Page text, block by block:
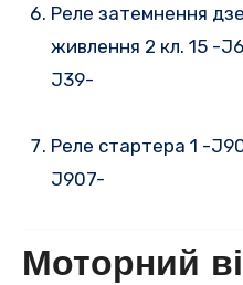
Реле затемнення дзеркала -J910- / Реле
живлення 2 кл. 15 -
J39-
Реле стартера 1 -J906- / Реле стартера 2 -
J907-
Моторний